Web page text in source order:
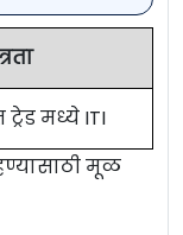
ट्रेड मध्ये ITI
मूळ